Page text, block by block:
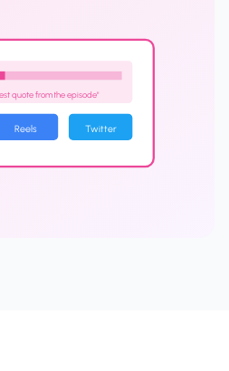
quote from the episode"
Reels Twitter